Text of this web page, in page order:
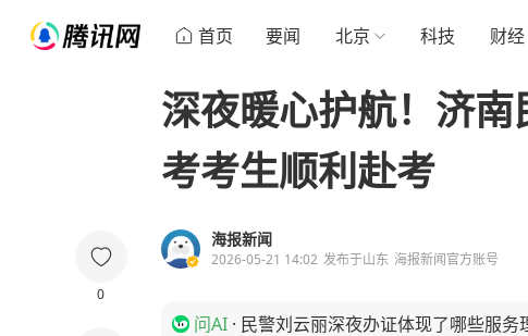
首页 要闻 北京 科技 财经
0
深夜暖心护航！济
考考生顺利赴考
海报新闻
2026-05-21 14:02 发布于山东 海报新闻官方账号
问AI · 民警刘云丽深夜办证体现了哪些服务